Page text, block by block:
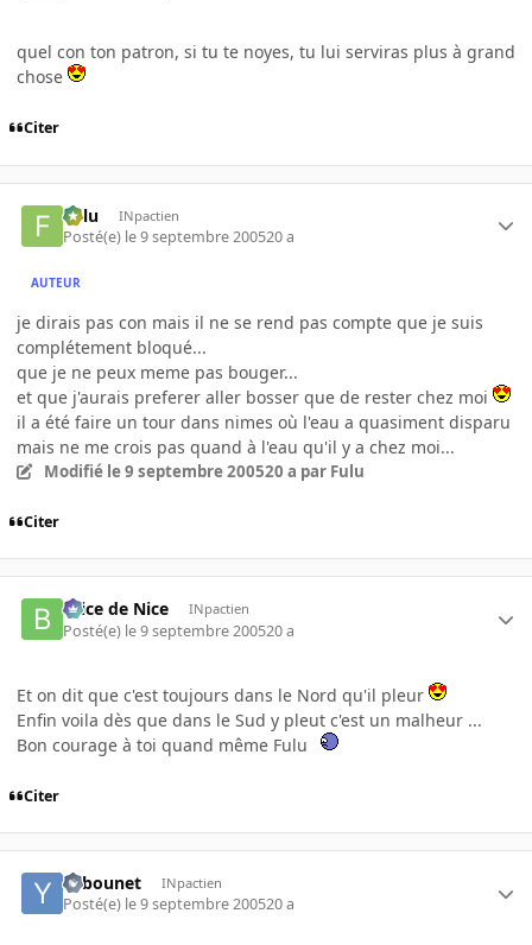
quel con ton patron, si tu te noyes, tu lui serviras plus à grand
chose
Citer
Fulu INpactien
Posté(e) le 9 septembre 200520 a
AUTEUR
je dirais pas con mais il ne se rend pas compte que je suis
complétement bloqué...
que je ne peux meme pas bouger...
et que j'aurais preferer aller bosser que de rester chez moi
il a été faire un tour dans nimes où l'eau a quasiment disparu
mais ne me crois pas quand à l'eau qu'il y a chez moi...
Modifié le 9 septembre 200520 a par Fulu
Citer
Brice de Nice INpactien
Posté(e) le 9 septembre 200520 a
Et on dit que c'est toujours dans le Nord qu'il pleur
Enfin voila dès que dans le Sud y pleut c'est un malheur ...
Bon courage à toi quand même Fulu
Citer
Yebounet INpactien
Posté(e) le 9 septembre 200520 a